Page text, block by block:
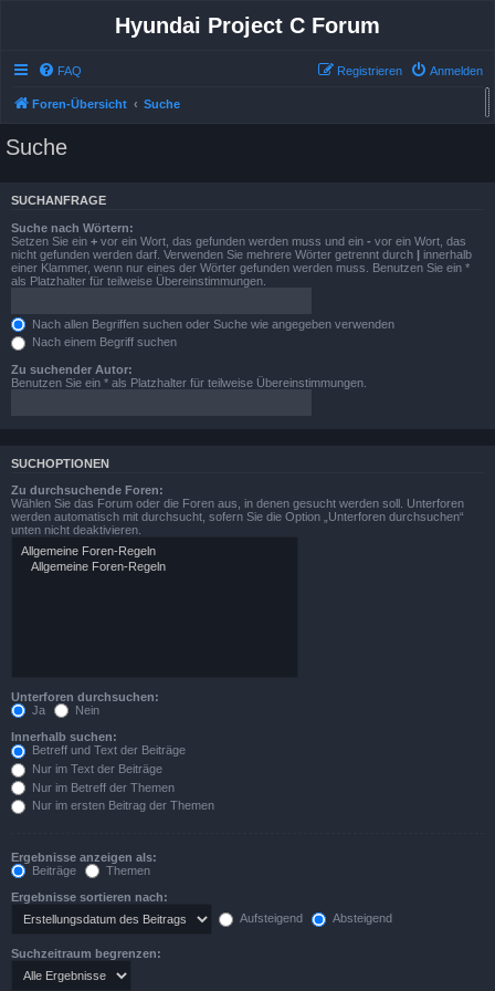
Hyundai Project C Forum
FAQ Anmelden
Registrieren
Foren-Übersicht Suche
Suche
SUCHANFRAGE
Suche nach Wörtern:
Setzen Sie ein + vor ein Wort, das gefunden werden muss und ein - vor ein Wort, das
nicht gefunden werden darf. Verwenden Sie mehrere Wörter getrennt durch | innerhalb
einer Klammer, wenn nur eines der Wörter gefunden werden muss. Benutzen Sie ein *
als Platzhalter für teilweise Übereinstimmungen.
Nach allen Begriffen suchen oder Suche wie angegeben verwenden
Nach einem Begriff suchen
Zu suchender Autor:
Benutzen Sie ein * als Platzhalter für teilweise Übereinstimmungen.
SUCHOPTIONEN
Zu durchsuchende Foren:
Wählen Sie das Forum oder die Foren aus, in denen gesucht werden soll. Unterforen
werden automatisch mit durchsucht, sofern Sie die Option „Unterforen durchsuchen“
unten nicht deaktivieren.
Unterforen durchsuchen:
Ja
Nein
Innerhalb suchen:
Betreff und Text der Beiträge
Nur im Text der Beiträge
Nur im Betreff der Themen
Nur im ersten Beitrag der Themen
Ergebnisse anzeigen als:
Beiträge
Themen
Ergebnisse sortieren nach:
Aufsteigend
Absteigend
Suchzeitraum begrenzen: